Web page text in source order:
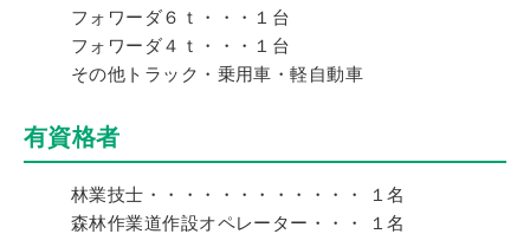
フォワーダ６ｔ・・・１台
フォワーダ４ｔ・・・１台
その他トラック・乗用車・軽自動車
有資格者
林業技士・・・・・・・・・・・・ １名
森林作業道作設オペレーター・・・ １名